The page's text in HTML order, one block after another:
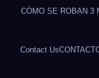
CÓMO SE ROBAN 3
Contact Us